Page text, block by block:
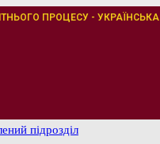
ПРОЦЕСУ - УКРАЇНСЬКА